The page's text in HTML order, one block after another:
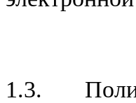
1.3.